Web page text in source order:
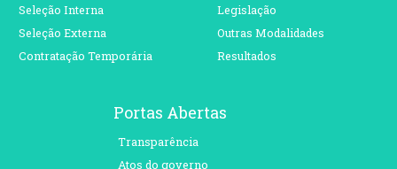
Seleção Interna
Seleção Externa
Contratação Temporária
Legislação
Outras Modalidades
Resultados
Portas Abertas
Transparência
Atos do governo